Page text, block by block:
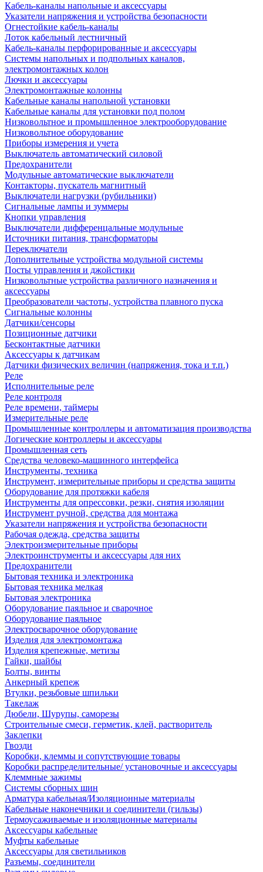
Кабель-каналы напольные и аксессуары
Указатели напряжения и устройства безопасности
Огнестойкие кабель-каналы
Лоток кабельный лестничный
Кабель-каналы перфорированные и аксессуары
Системы напольных и подпольных каналов,
электромонтажных колон
Лючки и аксессуары
Электромонтажные колонны
Кабельные каналы напольной установки
Кабельные каналы для установки под полом
Низковольтное и промышленное электрооборудование
Низковольтное оборудование
Приборы измерения и учета
Выключатель автоматический силовой
Предохранители
Модульные автоматические выключатели
Контакторы, пускатель магнитный
Выключатели нагрузки (рубильники)
Сигнальные лампы и зуммеры
Кнопки управления
Выключатели дифференцальные модульные
Источники питания, трансформаторы
Переключатели
Дополнительные устройства модульной системы
Посты управления и джойстики
Низковольтные устройства различного назначения и
аксессуары
Преобразователи частоты, устройства плавного пуска
Сигнальные колонны
Датчики/сенсоры
Позиционные датчики
Бесконтактные датчики
Аксессуары к датчикам
Датчики физических величин (напряжения, тока и т.п.)
Реле
Исполнительные реле
Реле контроля
Реле времени, таймеры
Измерительные реле
Промышленные контроллеры и автоматизация производства
Логические контроллеры и аксессуары
Промышленная сеть
Средства человеко-машинного интерфейса
Инструменты, техника
Инструмент, измерительные приборы и средства защиты
Оборудование для протяжки кабеля
Инструменты для опрессовки, резки, снятия изоляции
Инструмент ручной, средства для монтажа
Указатели напряжения и устройства безопасности
Рабочая одежда, средства защиты
Электроизмерительные приборы
Электроинструменты и аксессуары для них
Предохранители
Бытовая техника и электроника
Бытовая техника мелкая
Бытовая электроника
Оборудование паяльное и сварочное
Оборудование паяльное
Электросварочное оборудование
Изделия для электромонтажа
Изделия крепежные, метизы
Гайки, шайбы
Болты, винты
Анкерный крепеж
Втулки, резьбовые шпильки
Такелаж
Дюбели, Шурупы, саморезы
Строительные смеси, герметик, клей, растворитель
Заклепки
Гвозди
Коробки, клеммы и сопутствующие товары
Коробки распределительные/ установочные и аксессуары
Клеммные зажимы
Системы сборных шин
Арматура кабельная/Изоляционные материалы
Кабельные наконечники и соединители (гильзы)
Термоусаживаемые и изоляционные материалы
Аксессуары кабельные
Муфты кабельные
Аксессуары для светильников
Разъемы, соединители